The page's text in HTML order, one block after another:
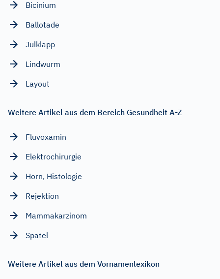
Bicinium
Ballotade
Julklapp
Lindwurm
Layout
Weitere Artikel aus dem Bereich Gesundheit A-Z
Fluvoxamin
Elektrochirurgie
Horn, Histologie
Rejektion
Mammakarzinom
Spatel
Weitere Artikel aus dem Vornamenlexikon